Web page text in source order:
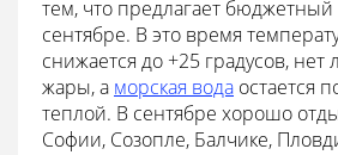
тем, что предлагает
сентябре. В это время
снижается до +25 градусов, нет
жары, а морская вода остается
теплой. В сентябре хорошо
Софии, Созопле, Балчике,